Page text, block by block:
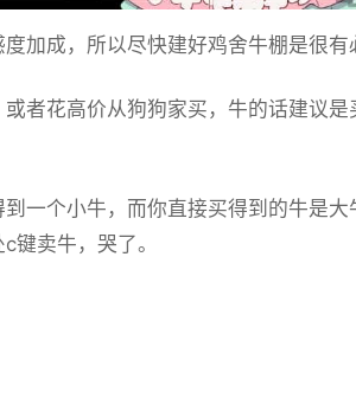
加成，所以尽快建好鸡舍牛棚是很有
者花高价从狗狗家买，牛的话建议是
一个小牛，而你直接买得到的牛是大
键卖牛，哭了。